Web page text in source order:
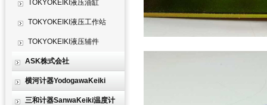
TOKYOKEIKI液压油缸
TOKYOKEIKI液压工作站
TOKYOKEIKI液压辅件
ASK株式会社
横河计器YodogawaKeiki
三和计器SanwaKeiki温度计